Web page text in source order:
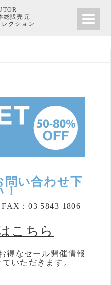
総販売元
クション
問い合わせ下
！
：03 5843 1806
こちら
得なセール開催情報
いただきます。